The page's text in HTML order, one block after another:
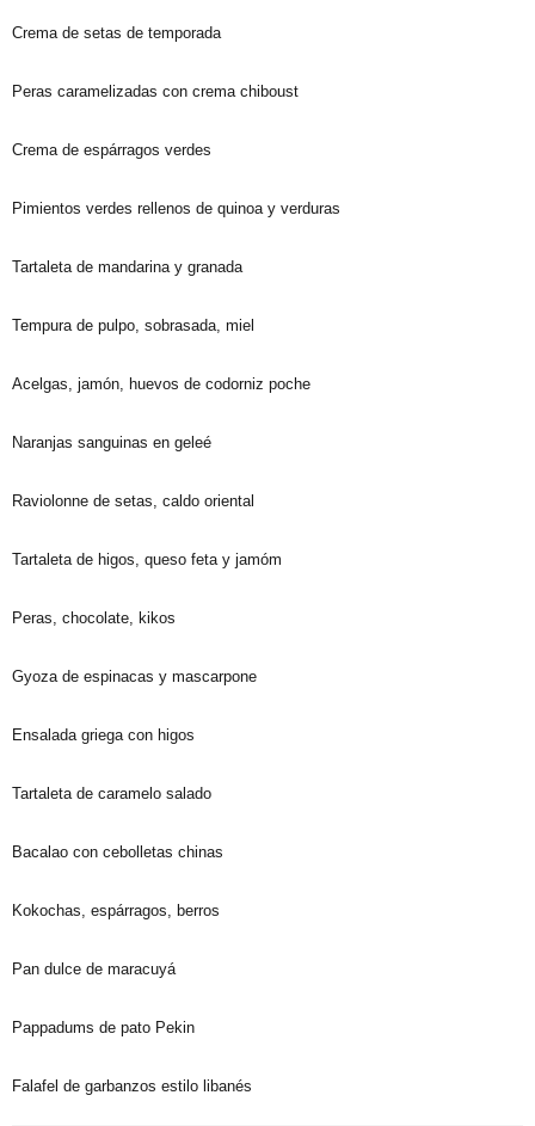
Crema de setas de temporada
Peras caramelizadas con crema chiboust
Crema de espárragos verdes
Pimientos verdes rellenos de quinoa y verduras
Tartaleta de mandarina y granada
Tempura de pulpo, sobrasada, miel
Acelgas, jamón, huevos de codorniz poche
Naranjas sanguinas en geleé
Raviolonne de setas, caldo oriental
Tartaleta de higos, queso feta y jamóm
Peras, chocolate, kikos
Gyoza de espinacas y mascarpone
Ensalada griega con higos
Tartaleta de caramelo salado
Bacalao con cebolletas chinas
Kokochas, espárragos, berros
Pan dulce de maracuyá
Pappadums de pato Pekin
Falafel de garbanzos estilo libanés